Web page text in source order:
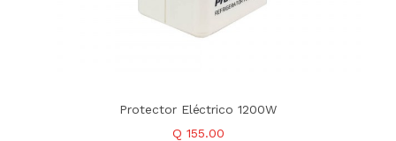
Protector Eléctrico 1200W
Q 155.00